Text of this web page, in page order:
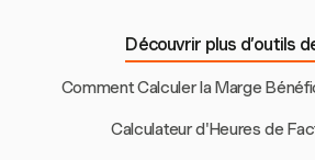
Découvrir plus d’outils
Comment Calculer la Marge
Calculateur d'Heures de